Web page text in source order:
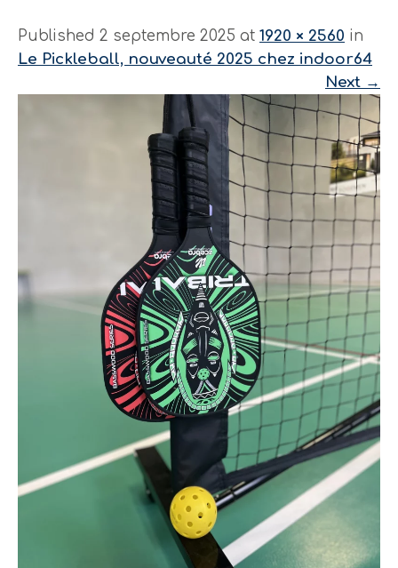
Published 2 septembre 2025 at 1920 × 2560 in
Le Pickleball, nouveauté 2025 chez indoor64
Next →